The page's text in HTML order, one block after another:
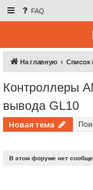
FAQ
На главную Список
Контроллеры
вывода GL10
Новая тема
В этом форуме нет